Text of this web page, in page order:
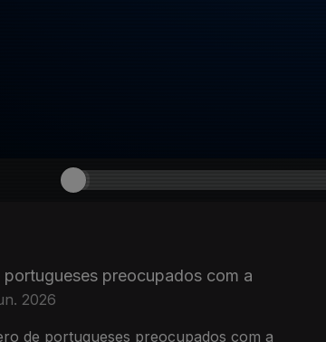
preocupados com a
2026
de portugueses preocupados com a